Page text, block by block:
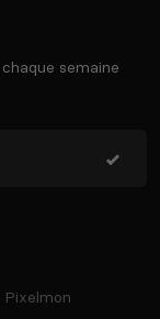
semaine
Pixelmon